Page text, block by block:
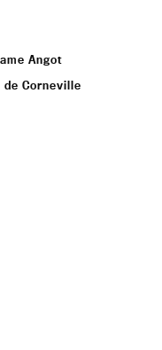
Angot
Corneville